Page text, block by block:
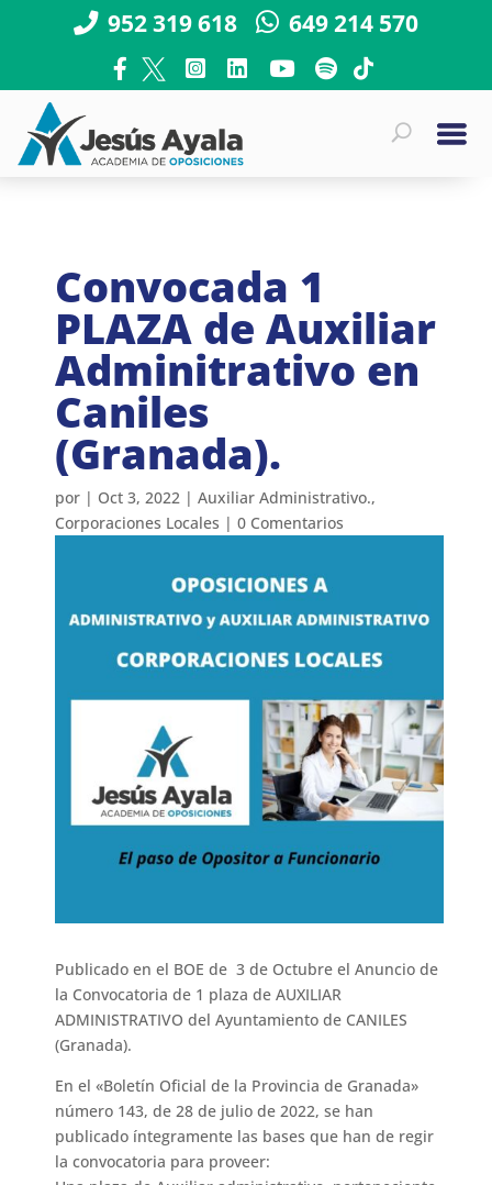
952 319 618 649 214 570
Convocada 1
PLAZA de Auxiliar
Adminitrativo en
Caniles
(Granada).
por | Oct 3, 2022 |Auxiliar Administrativo.,
Corporaciones Locales |0 Comentarios
Publicado en el BOE de 3 de Octubre el Anuncio de
la Convocatoria de 1 plaza de AUXILIAR
ADMINISTRATIVO del Ayuntamiento de CANILES
(Granada).
En el «Boletín Oficial de la Provincia de Granada»
número 143, de 28 de julio de 2022, se han
publicado íntegramente las bases que han de regir
la convocatoria para proveer: